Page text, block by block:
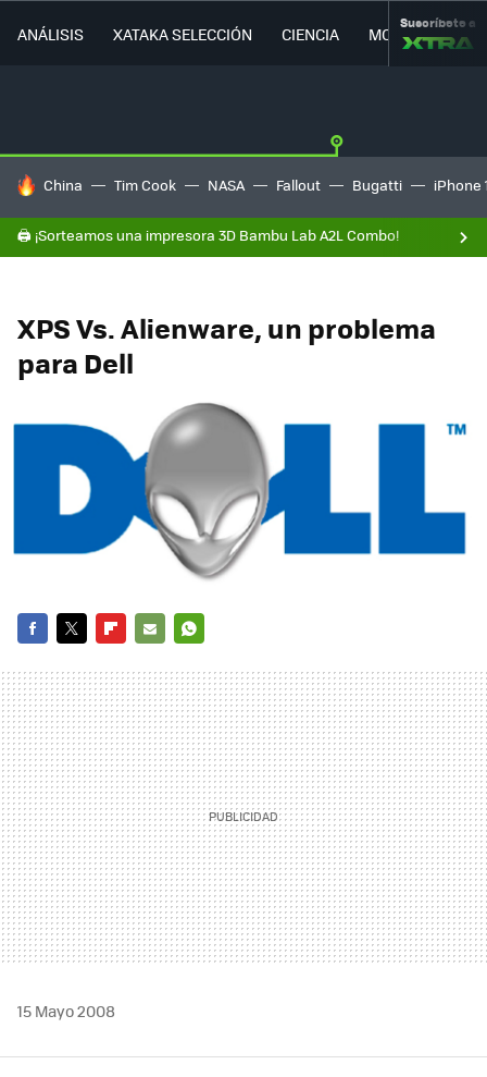
ANÁLISIS XATAKA SELECCIÓN CIENCIA MOVILIDAD
Suscríbete a
HOY SE HABLA DE
China Tim Cook NASA Fallout Bugatti iPhone
🖨️ ¡Sorteamos una impresora 3D Bambu Lab A2L Combo!
XPS Vs. Alienware, un problema
para Dell
MAIL
15 Mayo 2008